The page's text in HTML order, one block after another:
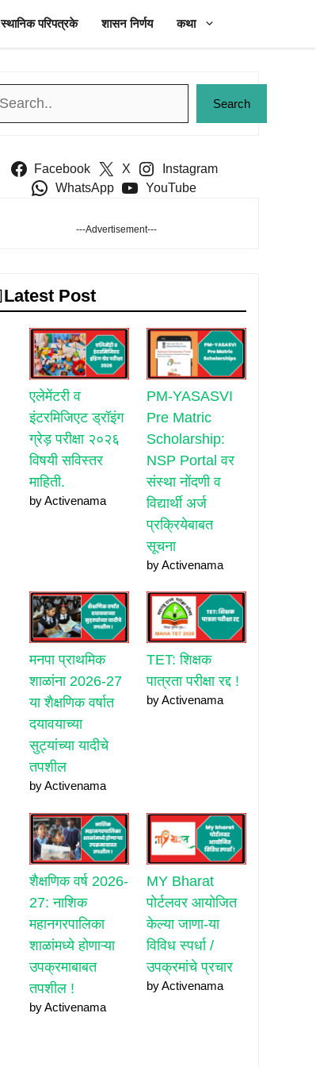
स्थानिक परिपत्रके शासन निर्णय कथा
Search
Facebook X
Instagram
WhatsApp
YouTube
---Advertisement---
Latest Post
एलेमेंटरी व
इंटरमिजिएट ड्रॉइंग
ग्रेड़ परीक्षा २०२६
विषयी सविस्तर
माहिती.
by Activenama
PM-YASASVI
Pre Matric
Scholarship:
NSP Portal वर
संस्था नोंदणी व
विद्यार्थी अर्ज
प्रक्रियेबाबत
सूचना
by Activenama
मनपा प्राथमिक
शाळांना 2026-27
या शैक्षणिक वर्षात
दयावयाच्या
सुट्यांच्या यादीचे
तपशील
by Activenama
TET: शिक्षक
पात्रता परीक्षा रद्द !
by Activenama
शैक्षणिक वर्ष 2026-
27: नाशिक
महानगरपालिका
शाळांमध्ये होणाऱ्या
उपक्रमाबाबत
तपशील !
by Activenama
MY Bharat
पोर्टलवर आयोजित
केल्या जाणा-या
विविध स्पर्धा /
उपक्रमांचे प्रचार
by Activenama